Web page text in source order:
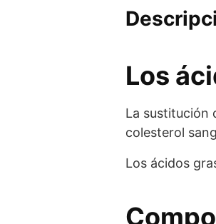
Los
La sustitución
colesterol
Los ácidos